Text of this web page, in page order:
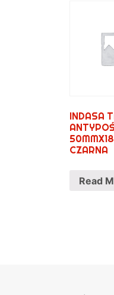
INDASA
CZARNA
Read